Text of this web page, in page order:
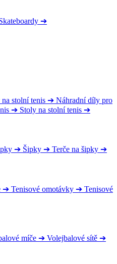
➔
stolní tenis ➔ Náhradní díly pro
➔ Stoly na stolní tenis ➔
➔ Šipky ➔ Terče na šipky ➔
➔ Tenisové omotávky ➔ Tenisové
míče ➔ Volejbalové sítě ➔